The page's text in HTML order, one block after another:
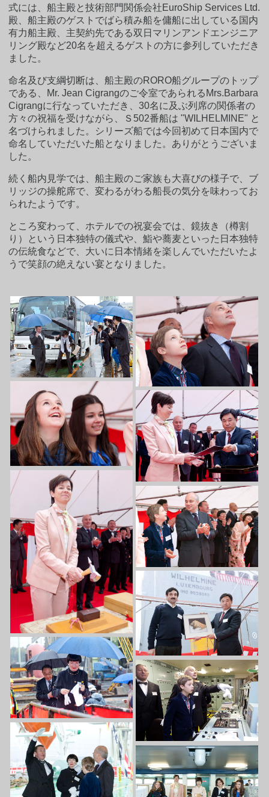
式には、船主殿と技術部門関係会社EuroShip Services Ltd.
殿、船主殿のゲストでばら積み船を傭船に出している国内
有力船主殿、主契約先である双日マリンアンドエンジニア
リング殿など20名を超えるゲストの方に参列していただき
ました。
命名及び支綱切断は、船主殿のRORO船グループのトップ
である、Mr. Jean Cigrangのご令室であられるMrs.Barbara
Cigrangに行なっていただき、30名に及ぶ列席の関係者の
方々の祝福を受けながら、Ｓ502番船は "WILHELMINE" と
名づけられました。シリーズ船では今回初めて日本国内で
命名していただいた船となりました。ありがとうございま
した。
続く船内見学では、船主殿のご家族も大喜びの様子で、ブ
リッジの操舵席で、変わるがわる船長の気分を味わってお
られたようです。
ところ変わって、ホテルでの祝宴会では、鏡抜き（樽割
り）という日本独特の儀式や、鮨や蕎麦といった日本独特
の伝統食などで、大いに日本情緒を楽しんでいただいたよ
うで笑顔の絶えない宴となりました。